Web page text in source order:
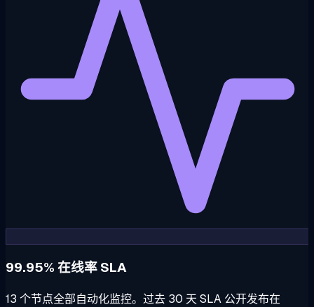
99.95% 在线率 SLA
13 个节点全部自动化监控。过去 30 天 SLA 公开发布在